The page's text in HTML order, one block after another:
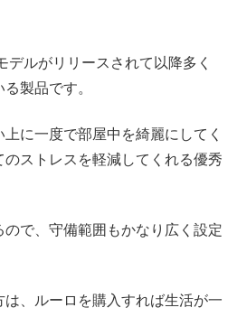
デルがリリースされて以降多く
製品です。
に一度で部屋中を綺麗にしてく
ストレスを軽減してくれる優秀
で、守備範囲もかなり広く設定
、ルーロを購入すれば生活が一